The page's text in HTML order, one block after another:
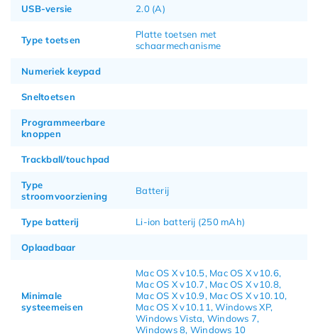
USB-versie 2.0 (A)
Type toetsen
Platte toetsen met
schaarmechanisme
Numeriek keypad
Sneltoetsen
Programmeerbare
knoppen
Trackball/touchpad
Type
stroomvoorziening
Batterij
Type batterij Li-ion batterij (250 mAh)
Oplaadbaar
Minimale
systeemeisen
Mac OS X v10.5, Mac OS X v10.6,
Mac OS X v10.7, Mac OS X v10.8,
Mac OS X v10.9, Mac OS X v10.10,
Mac OS X v10.11, Windows XP,
Windows Vista, Windows 7,
Windows 8, Windows 10